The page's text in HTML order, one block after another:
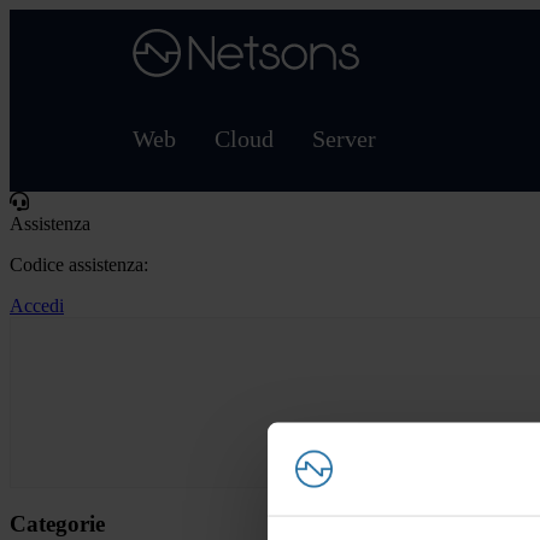
Web Cloud Server
Assistenza
Codice assistenza:
Accedi
Categorie